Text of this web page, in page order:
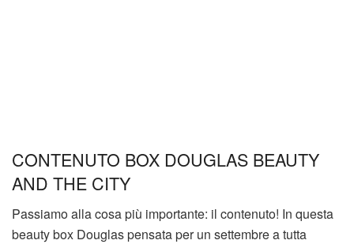
CONTENUTO BOX DOUGLAS BEAUTY
AND THE CITY
Passiamo alla cosa più importante: il contenuto! In questa
beauty box Douglas pensata per un settembre a tutta